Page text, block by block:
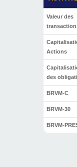
Valeur des
Actions
des
BRVM-C
BRVM-30
BRVM-